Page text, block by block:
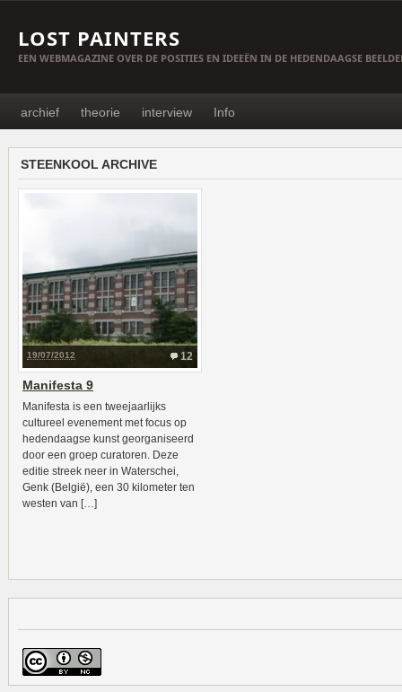
LOST PAINTERS
EEN WEBMAGAZINE OVER DE POSITIES EN IDEEËN IN DE HEDENDAAGSE
archief theorie interview Info
STEENKOOL ARCHIVE
12
19/07/2012
Manifesta 9
Manifesta is een tweejaarlijks
cultureel evenement met focus op
hedendaagse kunst georganiseerd
door een groep curatoren. Deze
editie streek neer in Waterschei,
Genk (België), een 30 kilometer ten
westen van […]